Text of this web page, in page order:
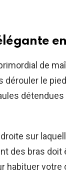
de
dérouler le
sur
des bras
habituer